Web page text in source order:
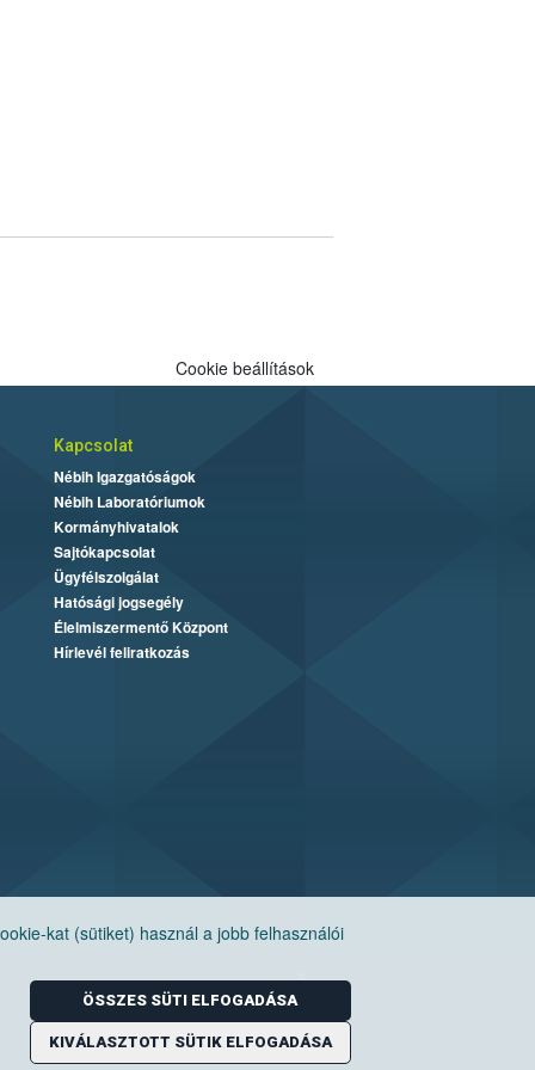
kat (sütiket) használ a jobb felhasználói
ÖSSZES SÜTI ELFOGADÁSA
KIVÁLASZTOTT SÜTIK ELFOGADÁSA
Cookie beállítások
Kapcsolat
Nébih Igazgatóságok
Nébih Laboratóriumok
Kormányhivatalok
Sajtókapcsolat
Ügyfélszolgálat
Hatósági jogsegély
Élelmiszermentő Központ
Hírlevél feliratkozás